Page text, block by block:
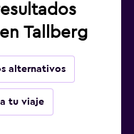
Tallberg
alternativos
tu viaje